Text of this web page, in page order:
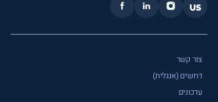
צור קשר
דרושים (אנגלית)
עדכונים